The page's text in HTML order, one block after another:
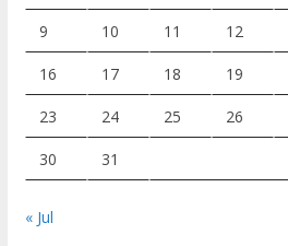
9 10 11 12
16 17 18 19
23 24 25 26
30 31
« Jul